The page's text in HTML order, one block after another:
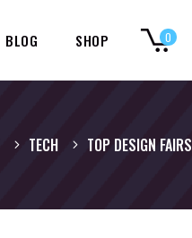
BLOG SHOP 0
TECH TOP DESIGN FAIRS